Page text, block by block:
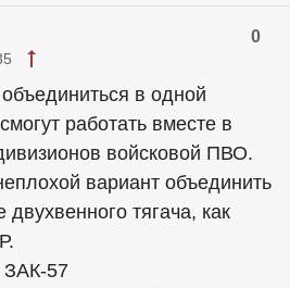
0
в одной
работать вместе в
войсковой ПВО.
вариант объединить
тягача, как
ЗАК-57